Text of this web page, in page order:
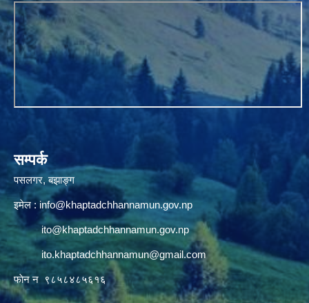
सम्पर्क
पसलगर, बझाङ्ग
इमेल : info@khaptadchhannamun.gov.np
ito@khaptadchhannamun.gov.np
ito.khaptadchhannamun@gmail.com
फाेन न‌‍‍ ९८५८४८५६१६